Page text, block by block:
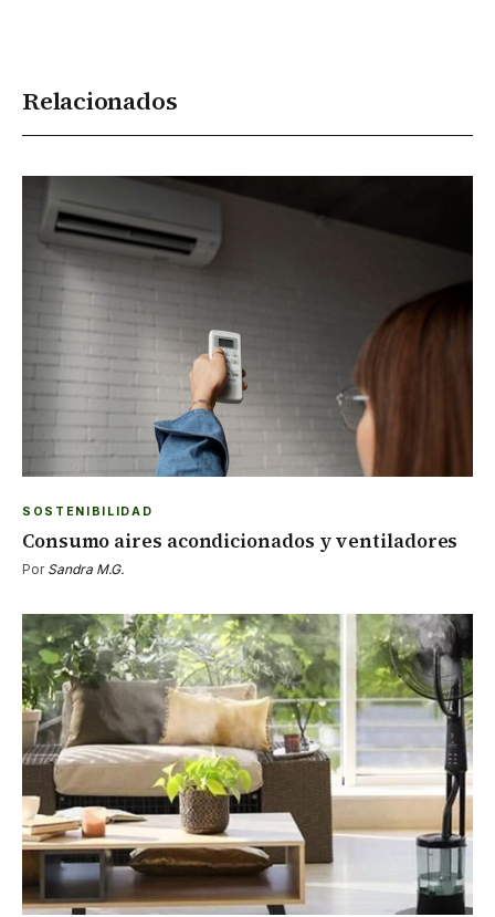
Relacionados
SOSTENIBILIDAD
Consumo aires acondicionados y ventiladores
Por Sandra M.G.